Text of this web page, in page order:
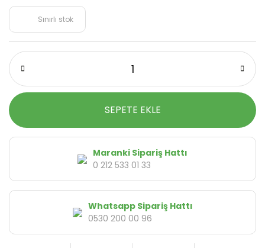
Sınırlı stok
SEPETE EKLE
Maranki Sipariş Hattı
0 212 533 01 33
Whatsapp Sipariş Hattı
0530 200 00 96